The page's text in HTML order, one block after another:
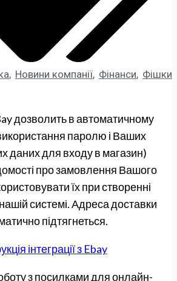
, Новини компанії, Фінанси, Фішки
дозволить в автоматичному
паролю і Ваших
даних для входу в магазин)
про замовлення Вашого
їх при створенні
системі. Адреса доставки
підтягнеться.
інтеграції з Ebay
з посилками для онлайн-